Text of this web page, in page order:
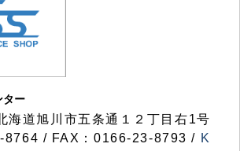
ター
道旭川市五条通１２丁目右1号
8764 / FAX：0166-23-8793 / K